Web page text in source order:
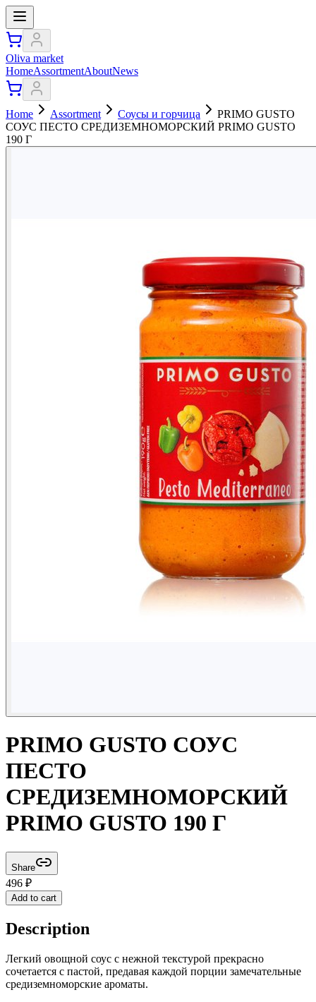
Oliva market
HomeAssortmentAboutNews
Home Assortment Соусы и горчица
PRIMO GUSTO
СОУС ПЕСТО СРЕДИЗЕМНОМОРСКИЙ PRIMO GUSTO
190 Г
PRIMO GUSTO СОУС
ПЕСТО
СРЕДИЗЕМНОМОРСКИЙ
PRIMO GUSTO 190 Г
Share
496 ₽
Add to cart
Description
Легкий овощной соус с нежной текстурой прекрасно
сочетается с пастой, предавая каждой порции замечательные
средиземноморские ароматы.